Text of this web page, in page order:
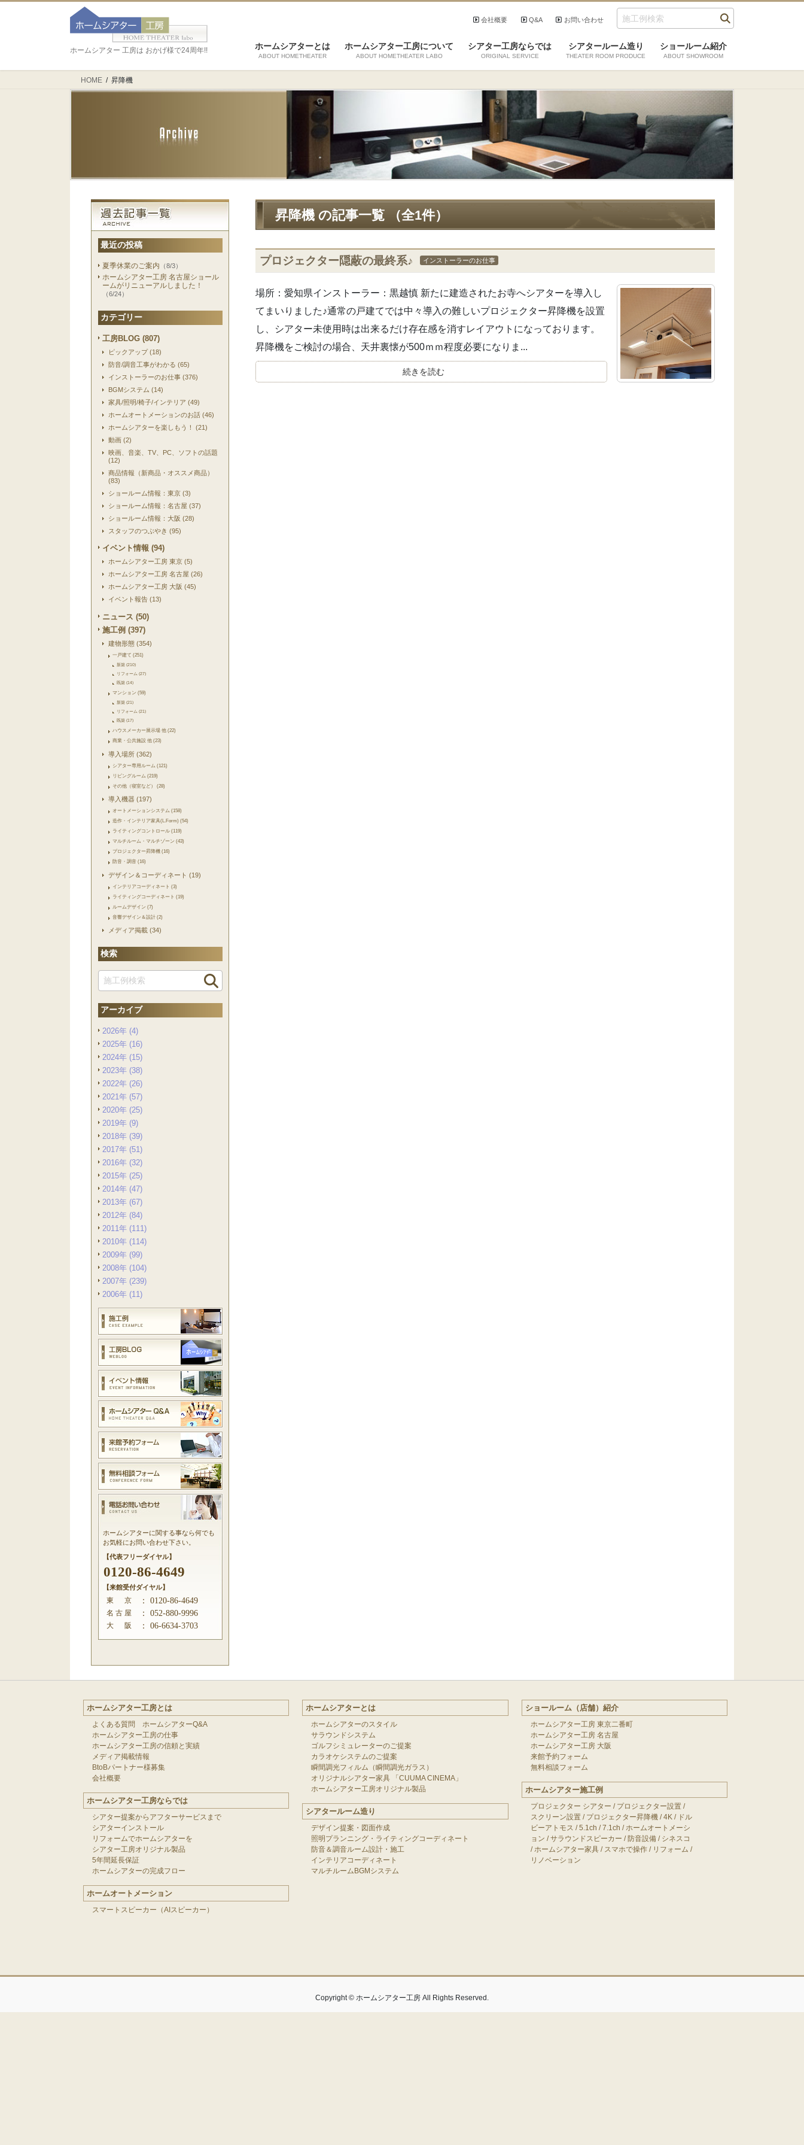
お問い合わせ
Q&A
会社概要
ホームシアター 工房は おかげ様で24周年!! ホームシアターとは
ABOUT HOMETHEATER
ホームシアター工房について
ABOUT HOMETHEATER LABO
シアター工房ならでは
ORIGINAL SERVICE
シアタールーム造り
THEATER ROOM PRODUCE
ショールーム紹介
ABOUT SHOWROOM
HOME 昇降機
最近の投稿
夏季休業のご案内 （8/3）
ホームシアター工房 名古屋ショール
ームがリニューアルしました！
（6/24）
カテゴリー
工房BLOG (807)
ピックアップ (18)
防音/調音工事がわかる (65)
インストーラーのお仕事 (376)
BGMシステム (14)
家具/照明/椅子/インテリア (49)
ホームオートメーションのお話 (46)
ホームシアターを楽しもう！ (21)
動画 (2)
映画、音楽、TV、PC、ソフトの話題
(12)
商品情報（新商品・オススメ商品）
(83)
ショールーム情報：東京 (3)
ショールーム情報：名古屋 (37)
ショールーム情報：大阪 (28)
スタッフのつぶやき (95)
イベント情報 (94)
ホームシアター工房 東京 (5)
ホームシアター工房 名古屋 (26)
ホームシアター工房 大阪 (45)
イベント報告 (13)
ニュース (50)
施工例 (397)
建物形態 (354)
一戸建て (251)
新築 (210)
リフォーム (27)
既築 (14)
マンション (59)
新築 (21)
リフォーム (21)
既築 (17)
ハウスメーカー展示場 他 (22)
商業・公共施設 他 (23)
導入場所 (362)
シアター専用ルーム (121)
リビングルーム (219)
その他（寝室など） (28)
導入機器 (197)
オートメーションシステム (158)
造作・インテリア家具(L.Form) (54)
ライティングコントロール (119)
マルチルーム・マルチゾーン (43)
プロジェクター昇降機 (16)
防音・調音 (16)
デザイン＆コーディネート (19)
インテリアコーディネート (3)
ライティングコーディネート (19)
ルームデザイン (7)
音響デザイン＆設計 (2)
メディア掲載 (34)
検索
アーカイブ
2026年 (4)
2025年 (16)
2024年 (15)
2023年 (38)
2022年 (26)
2021年 (57)
2020年 (25)
2019年 (9)
2018年 (39)
2017年 (51)
2016年 (32)
2015年 (25)
2014年 (47)
2013年 (67)
2012年 (84)
2011年 (111)
2010年 (114)
2009年 (99)
2008年 (104)
2007年 (239)
2006年 (11)
ホームシアターに関する事なら何でも
お気軽にお問い合わせ下さい。
【代表フリーダイヤル】
0120-86-4649
【来館受付ダイヤル】
東 京 ： 0120-86-4649
名 古 屋 ： 052-880-9996
大 阪 ： 06-6634-3703
昇降機 の記事一覧 （全1件）
プロジェクター隠蔽の最終系♪ インストーラーのお仕事
場所：愛知県インストーラー：黒越慎 新たに建造されたお寺へシアターを導入し
てまいりました♪通常の戸建てでは中々導入の難しいプロジェクター昇降機を設置
し、シアター未使用時は出来るだけ存在感を消すレイアウトになっております。
昇降機をご検討の場合、天井裏懐が500ｍｍ程度必要になりま...
続きを読む
ホームシアター工房とは
よくある質問 ホームシアターQ&A
ホームシアター工房の仕事
ホームシアター工房の信頼と実績
メディア掲載情報
BtoBパートナー様募集
会社概要
ホームシアター工房ならでは
シアター提案からアフターサービスまで
シアターインストール
リフォームでホームシアターを
シアター工房オリジナル製品
5年間延長保証
ホームシアターの完成フロー
ホームオートメーション
スマートスピーカー（AIスピーカー）
ホームシアターとは
ホームシアターのスタイル
サラウンドシステム
ゴルフシミュレーターのご提案
カラオケシステムのご提案
瞬間調光フィルム（瞬間調光ガラス）
オリジナルシアター家具 「CUUMA CINEMA」
ホームシアター工房オリジナル製品
シアタールーム造り
デザイン提案・図面作成
照明プランニング・ライティングコーディネート
防音＆調音ルーム設計・施工
インテリアコーディネート
マルチルームBGMシステム
ショールーム（店舗）紹介
ホームシアター工房 東京二番町
ホームシアター工房 名古屋
ホームシアター工房 大阪
来館予約フォーム
無料相談フォーム
ホームシアター施工例
プロジェクター シアター / プロジェクター設置/
スクリーン設置/ プロジェクター昇降機/4K / ドル
ビーアトモス /5.1ch /7.1ch / ホームオートメーシ
ョン /サラウンドスピーカー /防音設備/ シネスコ
/ ホームシアター家具/ スマホで操作/ リフォーム /
リノベーション
Copyright © ホームシアター工房 All Rights Reserved.